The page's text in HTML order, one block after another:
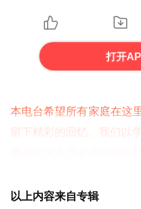
打开
本电台希望所有家庭在这
留下精彩的回忆。我们以
以上内容来自专辑